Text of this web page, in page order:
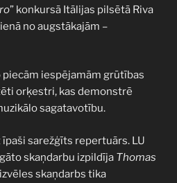
” konkursā Itālijas pilsētā Riva
no augstākajām –
piecām iespējamām grūtības
orķestri, kas demonstrē
sagatavotību.
sarežģīts repertuārs. LU
skaņdarbu izpildīja Thomas
skaņdarbs tika